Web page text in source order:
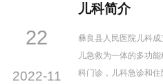
治疗椅5台，开展的服
22
2022-11
儿科简介
彝良县人民医院儿科
儿急救为一体的多功
科门诊，儿科急诊和